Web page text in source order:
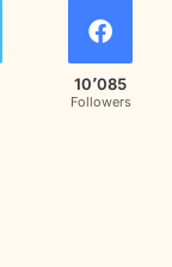
10٬085
Followers